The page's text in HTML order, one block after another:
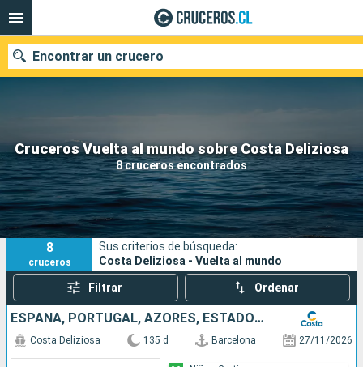
Cruceros Vuelta al mundo sobre Costa Deliziosa
8 cruceros encontrados
Encontrar un crucero
Nuestros destinos
Fecha de salida
Puertos Compañías
Buscar
8
cruceros
Sus criterios de búsqueda:
Costa Deliziosa - Vuelta al mundo
Filtrar Ordenar
ESPAÑA, PORTUGAL, AZORES, ESTADOS UNIDOS, FLORIDA (USA), MÉJICO, ESTADOS UNITOS, HAWÁI, POLINESIA, FIJI, AUSTRALIA, JAPÓN, COREA DEL SUR, TAIWÁN, SUDÁFRICA
Costa Deliziosa 135 d Barcelona 27/11/2026